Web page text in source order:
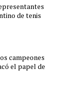
de tenis
campeones
el papel de